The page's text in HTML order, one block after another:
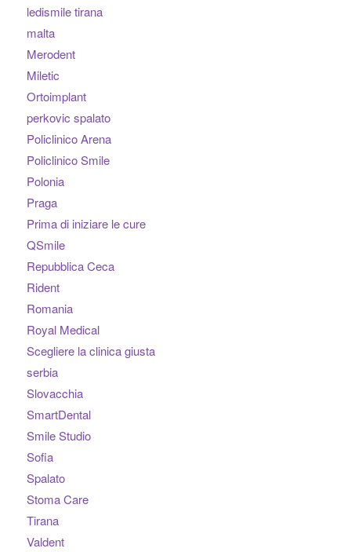
ledismile tirana
malta
Merodent
Miletic
Ortoimplant
perkovic spalato
Policlinico Arena
Policlinico Smile
Polonia
Praga
Prima di iniziare le cure
QSmile
Repubblica Ceca
Rident
Romania
Royal Medical
Scegliere la clinica giusta
serbia
Slovacchia
SmartDental
Smile Studio
Sofia
Spalato
Stoma Care
Tirana
Valdent